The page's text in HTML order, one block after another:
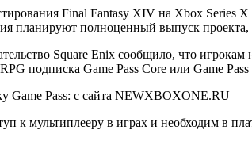
Final Fantasy XIV на Xbox
планируют полноценный выпуск
Square Enix сообщило, что игрокам
подписка Game Pass Core или Game
мультиплееру в играх и необходим в